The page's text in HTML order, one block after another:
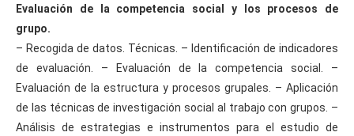
Evaluación de la competencia social y los procesos de
grupo.
– Recogida de datos. Técnicas. – Identificación de indicadores
de evaluación. – Evaluación de la competencia social. –
Evaluación de la estructura y procesos grupales. – Aplicación
de las técnicas de investigación social al trabajo con grupos. –
Análisis de estrategias e instrumentos para el estudio de